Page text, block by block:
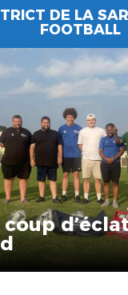
DE LA
FOOTBALL